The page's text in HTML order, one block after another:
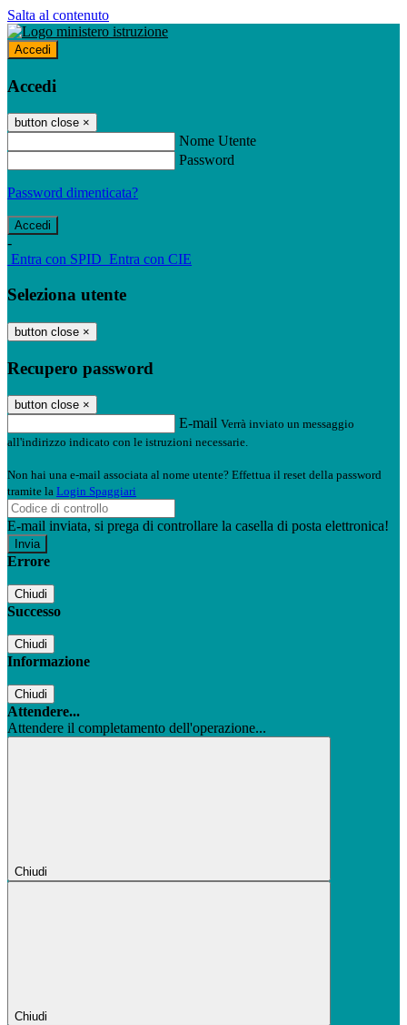
Salta al contenuto
Accedi
Accedi
button close ×
Nome Utente
Password
Password dimenticata?
-
Entra con SPID Entra con CIE
Seleziona utente
button close ×
Recupero password
button close ×
E-mail Verrà inviato un messaggio
all'indirizzo indicato con le istruzioni necessarie.
Non hai una e-mail associata al nome utente? Effettua il reset della password
tramite la Login Spaggiari
E-mail inviata, si prega di controllare la casella di posta elettronica!
Errore
Chiudi
Successo
Chiudi
Informazione
Chiudi
Attendere...
Attendere il completamento dell'operazione...
Chiudi
Chiudi